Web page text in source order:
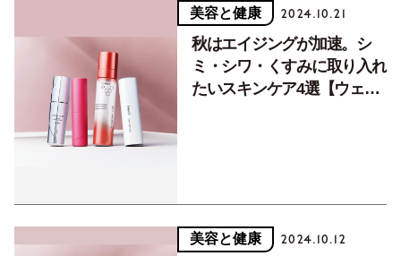
美容と健康 2024.10.21
秋はエイジングが加速。シ
ミ・シワ・くすみに取り入れ
たいスキンケア4選【ウェル
美容と健康 2024.10.12